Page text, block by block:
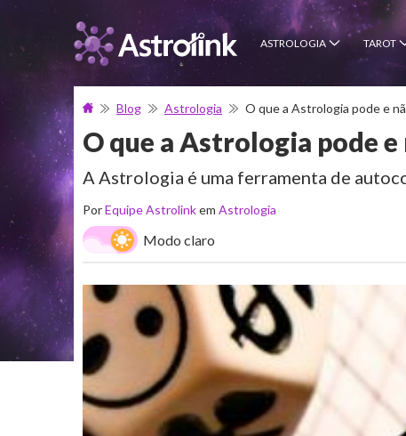
ASTROLOGIA TAROT
Blog Astrologia O que a Astrologia pode e
O que a Astrologia pode e
A Astrologia é uma ferramenta de
PorEquipe Astrolinkem Astrologia
Modo claro